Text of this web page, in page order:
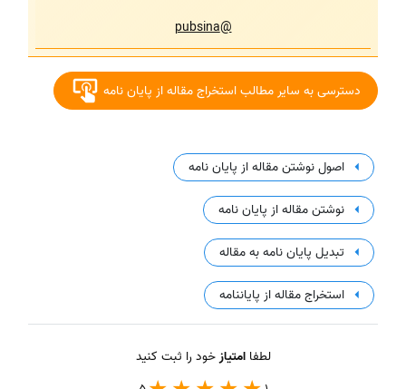
@pubsina
دسترسی به سایر مطالب استخراج مقاله از پایان نامه
اصول نوشتن مقاله از پایان نامه
نوشتن مقاله از پایان نامه
تبدیل پایان نامه به مقاله
استخراج مقاله از پایاننامه
لطفاامتیازخود را ثبت کنید